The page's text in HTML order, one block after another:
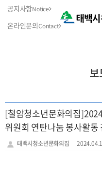
공지사항Notice
온라인문의Contact
[철암청소년문화의집
위원회 연탄나눔 봉사활동
태백시청소년문화의집